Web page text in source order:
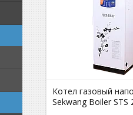
Котел газовый
Sekwang Boiler STS